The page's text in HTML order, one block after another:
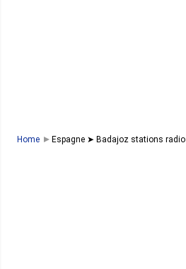
Home Espagne ➤ Badajoz stations radio